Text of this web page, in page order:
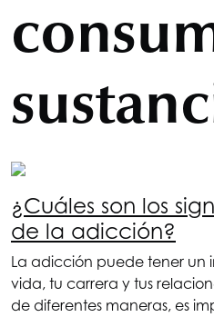
¿Cuáles son los
de la adicción?
La adicción puede tener un
vida, tu carrera y tus
de diferentes maneras, es